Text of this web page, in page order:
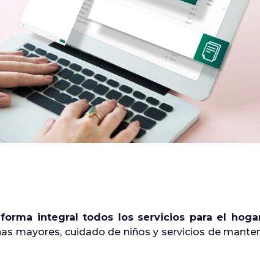
2 -08
Mancha
de octubre
2026 2 -
Infórmate
integral todos los servicios para el
mayores, cuidado de niños y servicios de